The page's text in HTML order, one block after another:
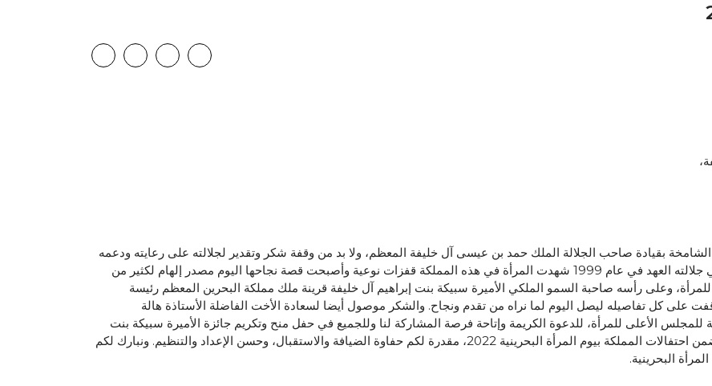
Facebook
Twitter
LinkedIn
Email
بقيادة صاحب الجلالة الملك حمد بن عيسى آل خليفة المعظم، ولا بد من وقفة شكر وتقدير لجلالته على رعايته ودعمه
لكل ما تحقق للمرأة البحرينية من تقدم ورفعة، فمنذ تولي جلالته العهد في عام 1999 شهدت المرأة في هذه المملكة قفزات نوعية وأصبحت قصة نجاحها اليوم مصدر إلهام لكثير من
وعلى رأسه صاحبة السمو الملكي الأميرة سبيكة بنت إبراهيم آل خليفة قرينة ملك مملكة البحرين المعظم رئيسة
على كل تفاصيله ليصل اليوم لما نراه من تقدم ونجاح. والشكر موصول أيضا لسعادة الأخت الفاضلة الأستاذة هالة
للمجلس الأعلى للمرأة، للدعوة الكريمة وإتاحة فرصة المشاركة لنا وللجميع في حفل منح وتكريم جائزة الأميرة سبيكة بنت
إبراهيم العالمية لتمكين المرأة في دورتها الثانية، وذلك ضمن احتفالات المملكة بيوم المرأة البحرينية 2022، مقدرة لكم حفاوة الضيافة والاستقبال، وحسن الإعداد والتنظيم. ونبارك لكم
البحرينية.